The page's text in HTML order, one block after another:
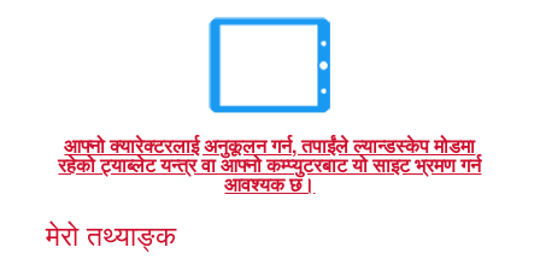
सुपरबुक बाइबल एप
आफ्नो क्यारेक्टरलाई अनुकूलन गर्न, तपाईंले ल्यान्डस्केप मोडमा
रहेको ट्याब्लेट यन्त्र वा आफ्नो कम्प्युटरबाट यो साइट भ्रमण गर्न
आवश्यक छ।
मेरो तथ्याङ्क